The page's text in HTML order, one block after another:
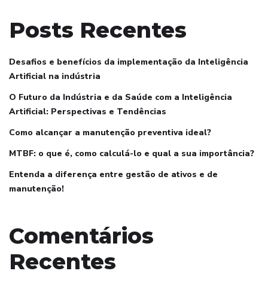
Posts Recentes
Desafios e benefícios da implementação da Inteligência
Artificial na indústria
O Futuro da Indústria e da Saúde com a Inteligência
Artificial: Perspectivas e Tendências
Como alcançar a manutenção preventiva ideal?
MTBF: o que é, como calculá-lo e qual a sua importância?
Entenda a diferença entre gestão de ativos e de
manutenção!
Comentários
Recentes